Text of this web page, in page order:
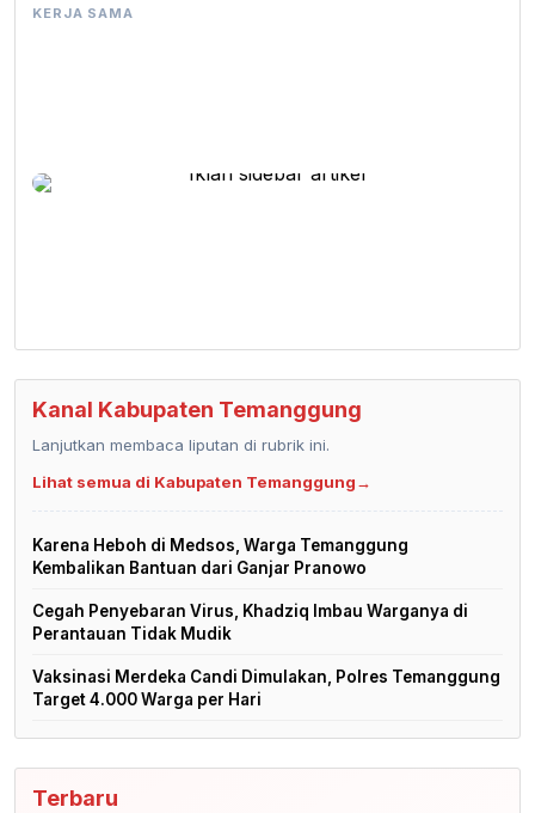
KERJA SAMA
Kanal Kabupaten Temanggung
Lanjutkan membaca liputan di rubrik ini.
Lihat semua di Kabupaten Temanggung→
Karena Heboh di Medsos, Warga Temanggung
Kembalikan Bantuan dari Ganjar Pranowo
Cegah Penyebaran Virus, Khadziq Imbau Warganya di
Perantauan Tidak Mudik
Vaksinasi Merdeka Candi Dimulakan, Polres Temanggung
Target 4.000 Warga per Hari
Terbaru